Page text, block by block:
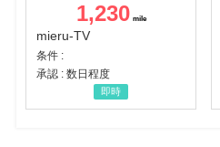
1,230
mieru-TV
条件 :
承認 : 数日程度
即時